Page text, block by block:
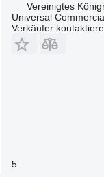
Vereinigtes
Universal
Verkäufer
5